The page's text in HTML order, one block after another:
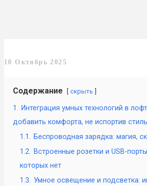
10 Октябрь 2025
Содержание скрыть
1. Интеграция умных технологий в
добавить комфорта, не испортив
1.1. Беспроводная зарядка: магия,
1.2. Встроенные розетки и USB-
которых нет
1.3. Умное освещение и подсветка: